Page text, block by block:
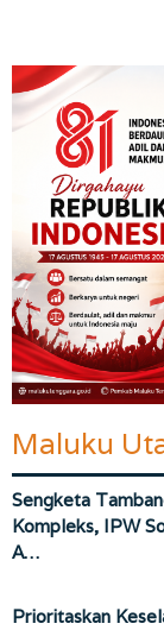
Maluku
Sengketa
Kompleks, IPW
A…
Prioritaskan